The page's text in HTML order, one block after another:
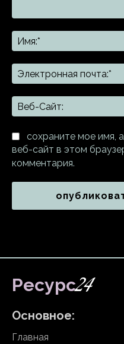
сохраните мое имя,
веб-сайт в этом
комментария.
Ресурс24
Основное:
Главная